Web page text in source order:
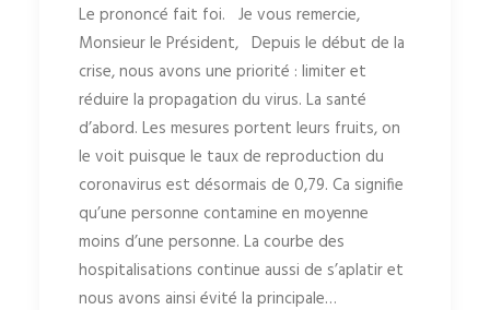
Le prononcé fait foi. Je vous remercie,
Monsieur le Président, Depuis le début de la
crise, nous avons une priorité : limiter et
réduire la propagation du virus. La santé
d’abord. Les mesures portent leurs fruits, on
le voit puisque le taux de reproduction du
coronavirus est désormais de 0,79. Ca signifie
qu’une personne contamine en moyenne
moins d’une personne. La courbe des
hospitalisations continue aussi de s’aplatir et
nous avons ainsi évité la principale…